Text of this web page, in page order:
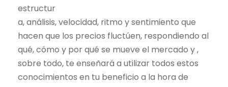
estructur
a, análisis, velocidad, ritmo y sentimiento que
hacen que los precios fluctúen, respondiendo al
qué, cómo y por qué se mueve el mercado y ,
sobre todo, te enseñará a utilizar todos estos
conocimientos en tu beneficio a la hora de